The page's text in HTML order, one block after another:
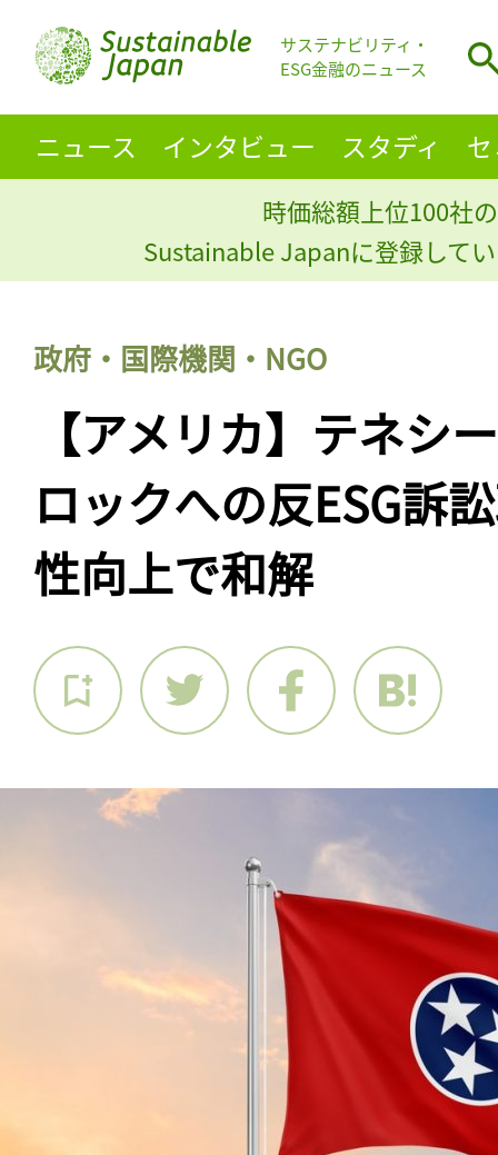
サステナビリティ・
ESG金融のニュース
ニュース インタビュー スタディ
時価総額上位100社
Sustainable Japanに登録して
政府・国際機関・NGO
【アメリカ】テネシ
ロックへの反ESG訴
性向上で和解